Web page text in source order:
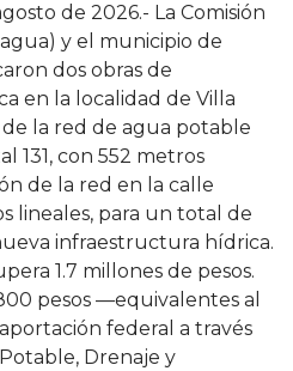
de 2026.- La Comisión
y el municipio de
dos obras de
en la localidad de Villa
la red de agua potable
131, con 552 metros
de la red en la calle
lineales, para un total de
infraestructura hídrica.
1.7 millones de pesos.
pesos —equivalentes al
federal a través
Drenaje y